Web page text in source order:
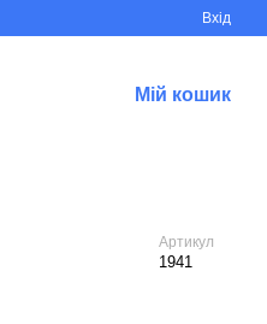
Вхід
Мій кошик
Артикул
1941